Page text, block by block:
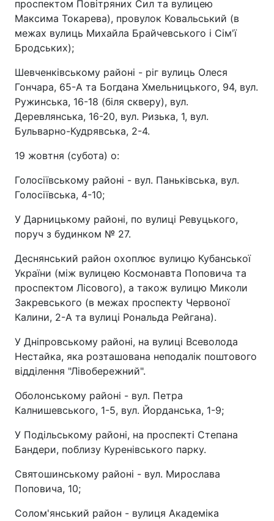
проспектом Повітряних Сил та вулицею
Максима Токарева), провулок Ковальський (в
межах вулиць Михайла Брайчевського і Сім'ї
Бродських);
Шевченківському районі - ріг вулиць Олеся
Гончара, 65-А та Богдана Хмельницького, 94, вул.
Ружинська, 16-18 (біля скверу), вул.
Деревлянська, 16-20, вул. Ризька, 1, вул.
Бульварно-Кудрявська, 2-4.
19 жовтня (субота) о:
Голосіївському районі - вул. Паньківська, вул.
Голосіївська, 4-10;
У Дарницькому районі, по вулиці Ревуцького,
поруч з будинком № 27.
Деснянський район охоплює вулицю Кубанської
України (між вулицею Космонавта Поповича та
проспектом Лісового), а також вулицю Миколи
Закревського (в межах проспекту Червоної
Калини, 2-А та вулиці Рональда Рейгана).
У Дніпровському районі, на вулиці Всеволода
Нестайка, яка розташована неподалік поштового
відділення "Лівобережний".
Оболонському районі - вул. Петра
Калнишевського, 1-5, вул. Йорданська, 1-9;
У Подільському районі, на проспекті Степана
Бандери, поблизу Куренівського парку.
Святошинському районі - вул. Мирослава
Поповича, 10;
Солом'янський район - вулиця Академіка